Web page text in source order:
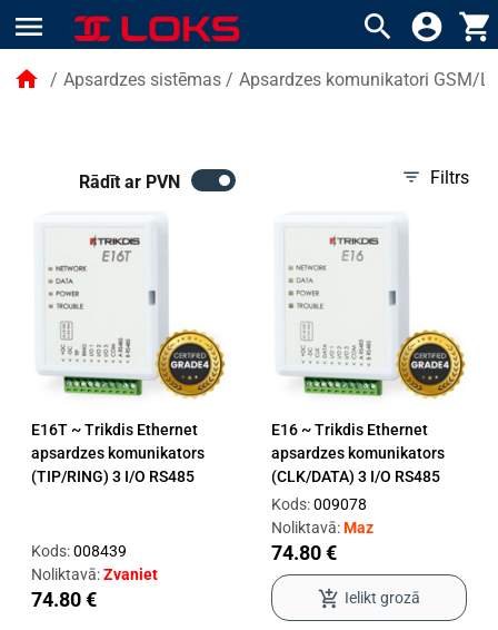
menu search account_circle shopping_cart
home / Apsardzes sistēmas / Apsardzes komunikatori GSM/
filter_list Filtrs
Rādīt ar PVN
E16T ~ Trikdis Ethernet
apsardzes komunikators
(TIP/RING) 3 I/O RS485
Kods:008439
Noliktavā:Zvaniet
74.80 €
E16 ~ Trikdis Ethernet
apsardzes komunikators
(CLK/DATA) 3 I/O RS485
Kods:009078
Noliktavā:Maz
74.80 €
add_shopping_cart Ielikt grozā